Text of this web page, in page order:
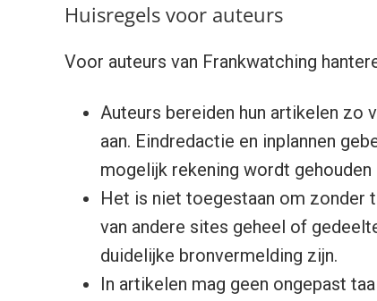
Huisregels voor auteurs
Voor auteurs van Frankwatching
Auteurs bereiden hun artikelen
aan. Eindredactie en inplannen
mogelijk rekening wordt
Het is niet toegestaan om zonder
van andere sites geheel of
duidelijke bronvermelding zijn.
In artikelen mag geen ongepast